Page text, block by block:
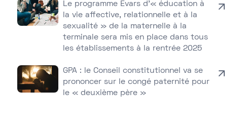
Le programme Evars d’« éducation à
la vie affective, relationnelle et à la
sexualité » de la maternelle à la
terminale sera mis en place dans tous
les établissements à la rentrée 2025
GPA : le Conseil constitutionnel va se
prononcer sur le congé paternité pour
le « deuxième père »